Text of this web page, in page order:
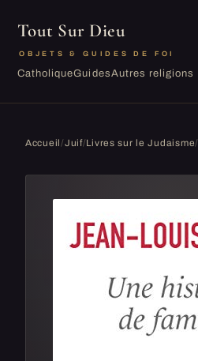
Tout Sur Dieu
OBJETS & GUIDES DE FOI
CatholiqueGuidesAutres religions
Accueil/Juif/Livres sur le Judaisme/